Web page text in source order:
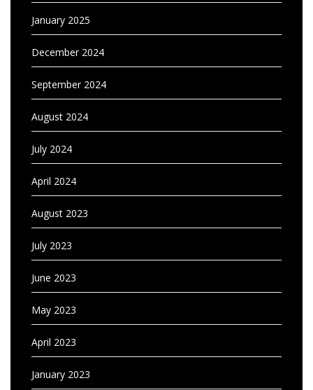
January 2025
December 2024
September 2024
August 2024
July 2024
April 2024
August 2023
July 2023
June 2023
May 2023
April 2023
January 2023